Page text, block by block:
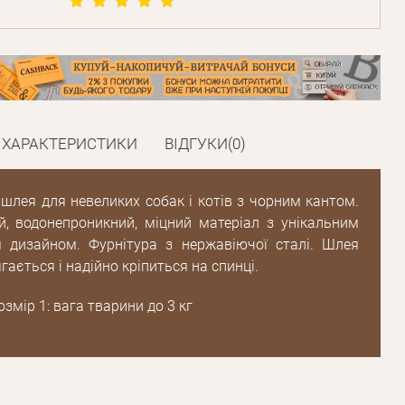
ХАРАКТЕРИСТИКИ ВІДГУКИ(0)
для невеликих собак і котів з чорним кантом.
водонепроникний, міцний матеріал з унікальним
Фурнітура з нержавіючої сталі. Шлея
і надійно кріпиться на спинці.
1: вага тварини до 3 кг
Пароль
Зареєструватися